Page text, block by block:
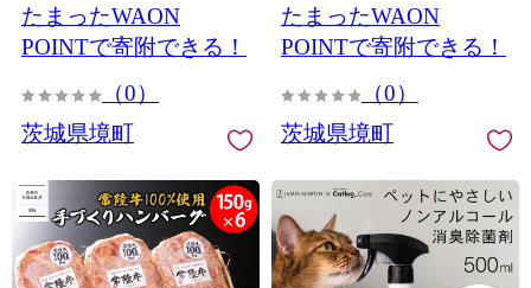
たまったWAON
POINTで寄附できる！
（0）
茨城県境町
たまったWAON
POINTで寄附できる！
（0）
茨城県境町